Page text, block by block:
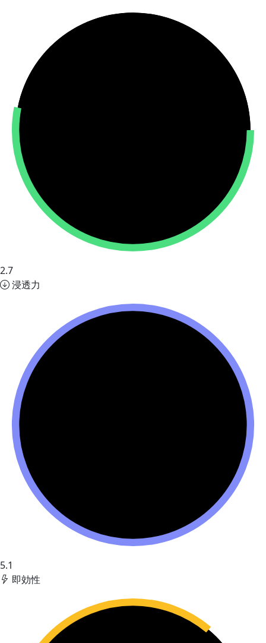
2.7
浸透力
5.1
即効性